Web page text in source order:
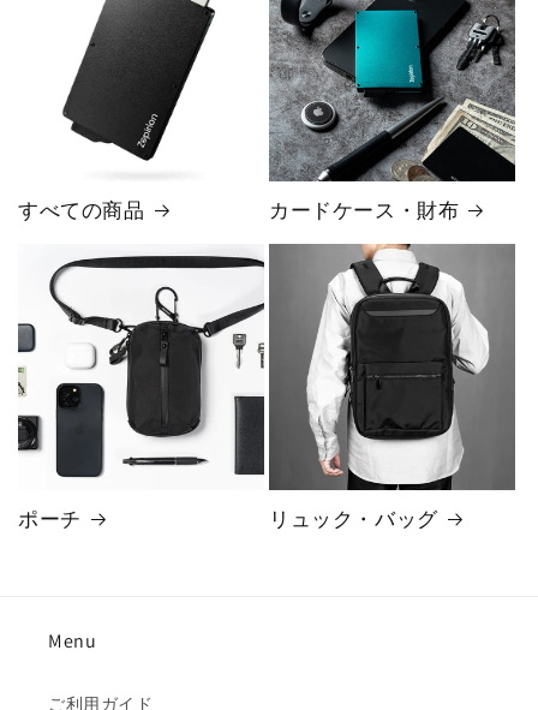
すべての商品 カードケース・財布
ポーチ リュック・バッグ
Menu
ご利用ガイド